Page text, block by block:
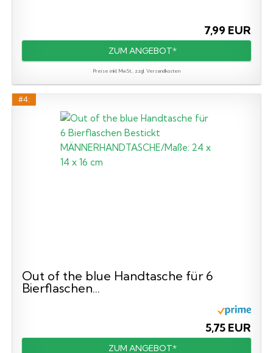
7,99 EUR
ZUM ANGEBOT*
Preise inkl. MwSt., zzgl. Versandkosten
#4:
Out of the blue Handtasche für 6
Bierflaschen...
5,75 EUR
ZUM ANGEBOT*